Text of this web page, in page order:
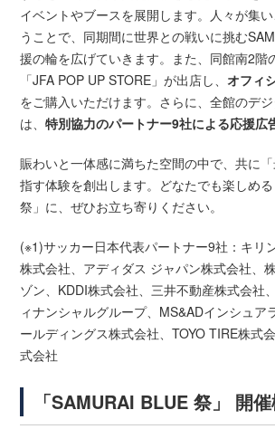
イベントやブースを展開します。人々が集
うことで、同期間に世界との戦いに挑む
援の輪を広げていきます。また、同館南2階
「JFA POP UP STORE」が出店し、オフィ
をご購入いただけます。さらに、全館のデ
は、特別協力のパートナー9社による応援広
賑わいと一体感に満ちた空間の中で、共に
指す体験を創出します。どなたでも楽しめ
祭」に、ぜひお立ち寄りください。
(※1)サッカー日本代表パートナー9社：キリ
株式会社、アディダス ジャパン株式会社、
ゾン、KDDI株式会社、三井不動産株式会社
ィナンシャルグループ、MS&ADインシュア
ールディングス株式会社、TOYO TIRE株式
式会社
「SAMURAI BLUE 祭」 開